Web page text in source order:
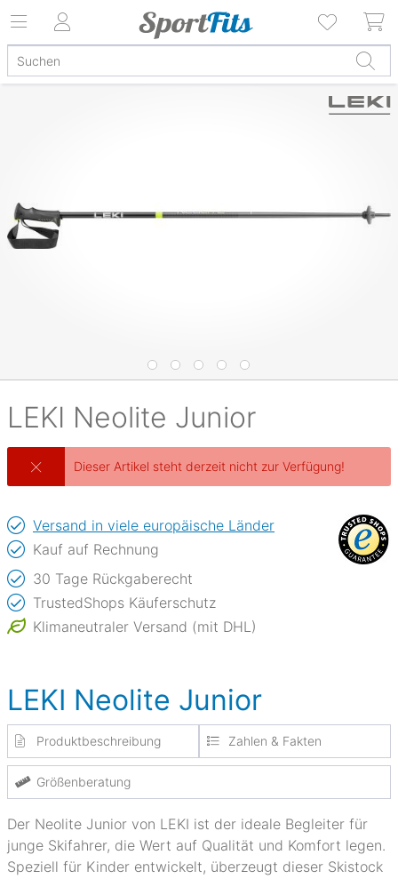
LEKI Neolite Junior
Dieser Artikel steht derzeit nicht zur Verfügung!
Versand in viele europäische Länder
Kauf auf Rechnung
30 Tage Rückgaberecht
TrustedShops Käuferschutz
Klimaneutraler Versand (mit DHL)
LEKI Neolite Junior
Produktbeschreibung Zahlen & Fakten
Größenberatung
Der Neolite Junior von LEKI ist der ideale Begleiter für
junge Skifahrer, die Wert auf Qualität und Komfort legen.
Speziell für Kinder entwickelt, überzeugt dieser Skistock